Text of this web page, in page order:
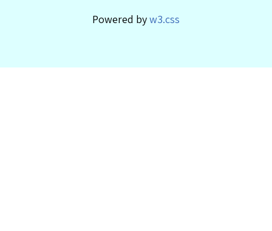
Powered byw3.css